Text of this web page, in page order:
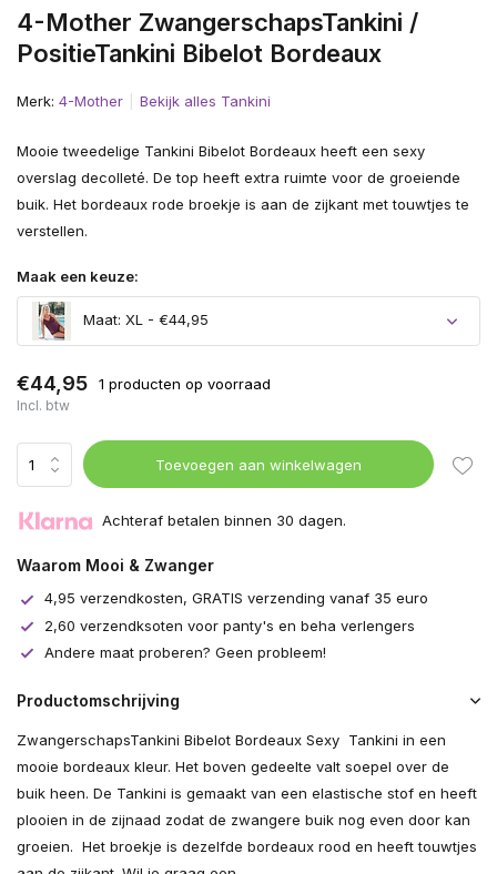
4-Mother ZwangerschapsTankini /
PositieTankini Bibelot Bordeaux
Merk: 4-Mother Bekijk alles Tankini
Mooie tweedelige Tankini Bibelot Bordeaux heeft een sexy
overslag decolleté. De top heeft extra ruimte voor de groeiende
buik. Het bordeaux rode broekje is aan de zijkant met touwtjes te
verstellen.
Maak een keuze:
Maat: XL - €44,95
Uitverkocht
€44,95 1 producten op voorraad
Incl. btw
Toevoegen aan winkelwagen
Achteraf betalen binnen 30 dagen.
Waarom Mooi & Zwanger
4,95 verzendkosten, GRATIS verzending vanaf 35 euro
2,60 verzendksoten voor panty's en beha verlengers
Andere maat proberen? Geen probleem!
Productomschrijving
ZwangerschapsTankini Bibelot Bordeaux Sexy Tankini in een
mooie bordeaux kleur. Het boven gedeelte valt soepel over de
buik heen. De Tankini is gemaakt van een elastische stof en heeft
plooien in de zijnaad zodat de zwangere buik nog even door kan
groeien. Het broekje is dezelfde bordeaux rood en heeft touwtjes